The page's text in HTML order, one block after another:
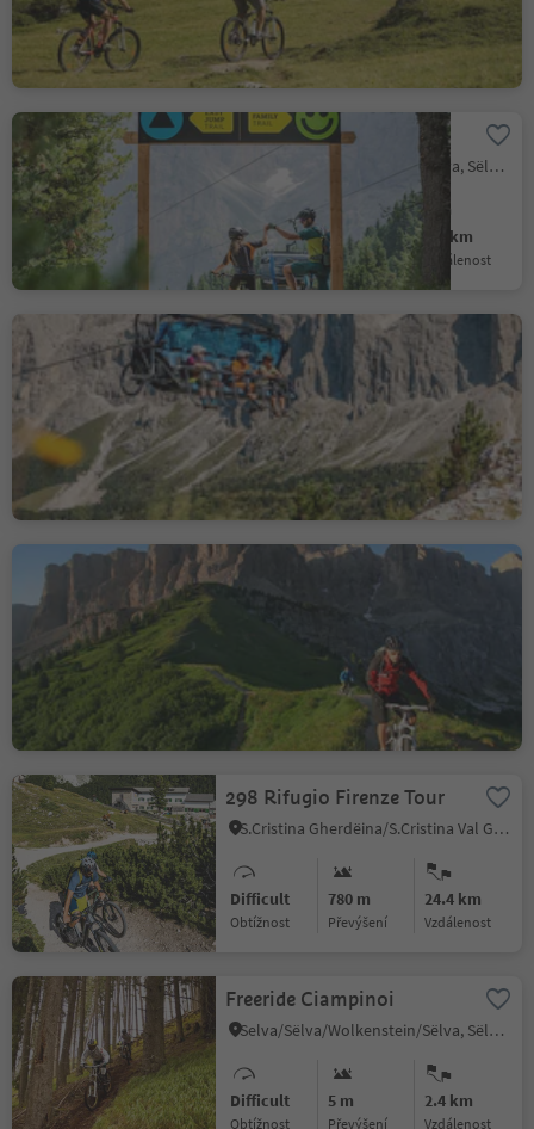
Difficult
Obtížnost
1764 m
Převýšení
41.0 km
309 Family Trail
Selva/Sëlva/Wolkenstein/Sëlva, Sëlva/Selva di Val Gardena, Dolomites Region Val Gardena
Medium
Obtížnost
0 m
Převýšení
3.5 km
vzdálenost
297a Mont Sëura Tour
Variante (alternate route)
S.Cristina Gherdëina/S.Cristina Val Gardena/S.Cristina Gherdëina/St.Christina in Gröden, S.Crestina Gherdëina/Santa Cristina Val Gardana, Dolomites Region Val Gardena
Difficult
Obtížnost
199 m
Převýšení
9.3 km
vzdálenost
208 Sellaronda MTB
Difficult
Obtížnost
4775 m
Převýšení
62.3 km
vzdálenost
298 Rifugio Firenze Tour
S.Cristina Gherdëina/S.Cristina Val Gardena/S.Cristina Gherdëina/St.Christina in Gröden, S.Crestina Gherdëina/Santa Cristina Val Gardana, Dolomites Region Val Gardena
Difficult
Obtížnost
780 m
Převýšení
24.4 km
vzdálenost
Freeride Ciampinoi
Selva/Sëlva/Wolkenstein/Sëlva, Sëlva/Selva di Val Gardena, Dolomites Region Val Gardena
Difficult
Obtížnost
5 m
Převýšení
2.4 km
vzdálenost